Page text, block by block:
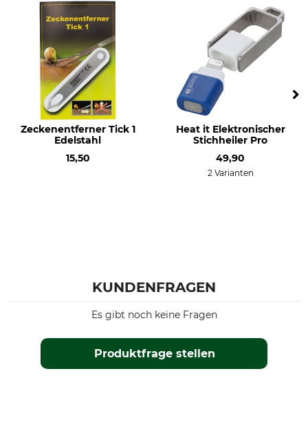
Zeckenentferner Tick 1
Edelstahl
15,50
Heat it Elektronischer
Stichheiler Pro
49,90
2 Varianten
KUNDENFRAGEN
Produktfrage stellen
Es gibt noch keine Fragen